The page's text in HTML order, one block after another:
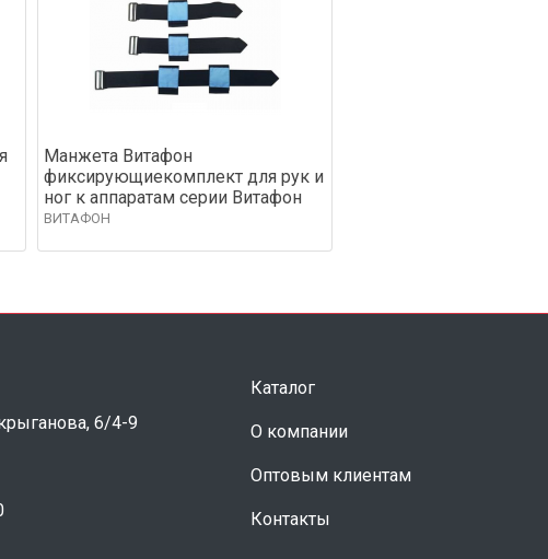
Манжета Витафон
фиксирующиекомплект для рук и
ног к аппаратам серии Витафон
ВИТАФОН
6/4-9
Каталог
О компании
Оптовым клиентам
Контакты